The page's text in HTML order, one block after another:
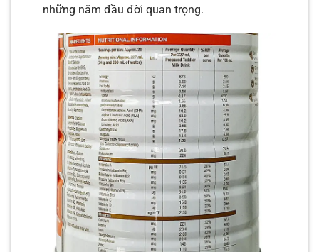
những năm đầu đời quan trọng.